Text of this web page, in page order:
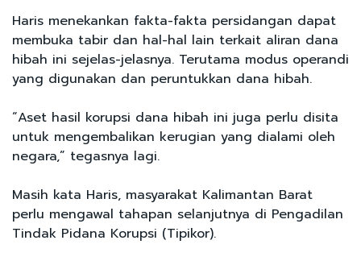
Haris menekankan fakta-fakta persidangan dapat
membuka tabir dan hal-hal lain terkait aliran dana
hibah ini sejelas-jelasnya. Terutama modus operandi
yang digunakan dan peruntukkan dana hibah.
“Aset hasil korupsi dana hibah ini juga perlu disita
untuk mengembalikan kerugian yang dialami oleh
negara,” tegasnya lagi.
Masih kata Haris, masyarakat Kalimantan Barat
perlu mengawal tahapan selanjutnya di Pengadilan
Tindak Pidana Korupsi (Tipikor).